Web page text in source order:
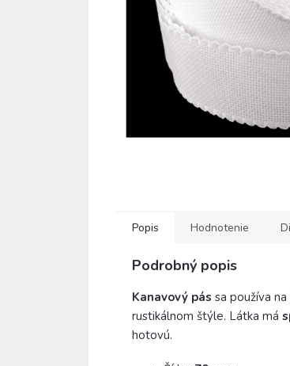
Popis Hodnotenie
Podrobný popis
Kanavový pás sa používa
rustikálnom štýle. Látka má
hotovú.